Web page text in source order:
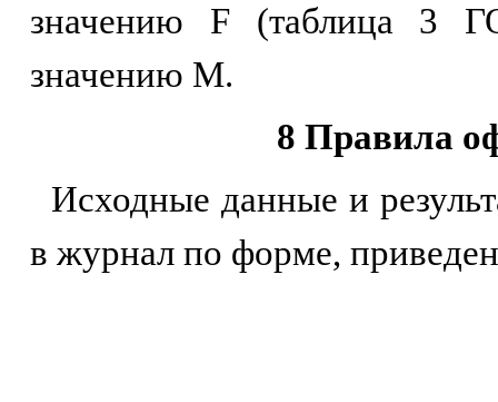
значению F (таблица 3
значению М.
8 Правила
Исходные данные и
в журнал по форме,